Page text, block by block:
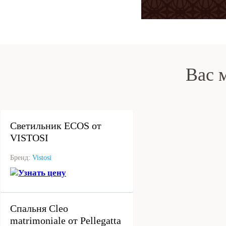
Вас
Светильник ECOS от
VISTOSI
Бренд: Vistosi
Узнать цену
Спальня Cleo
matrimoniale от Pellegatta